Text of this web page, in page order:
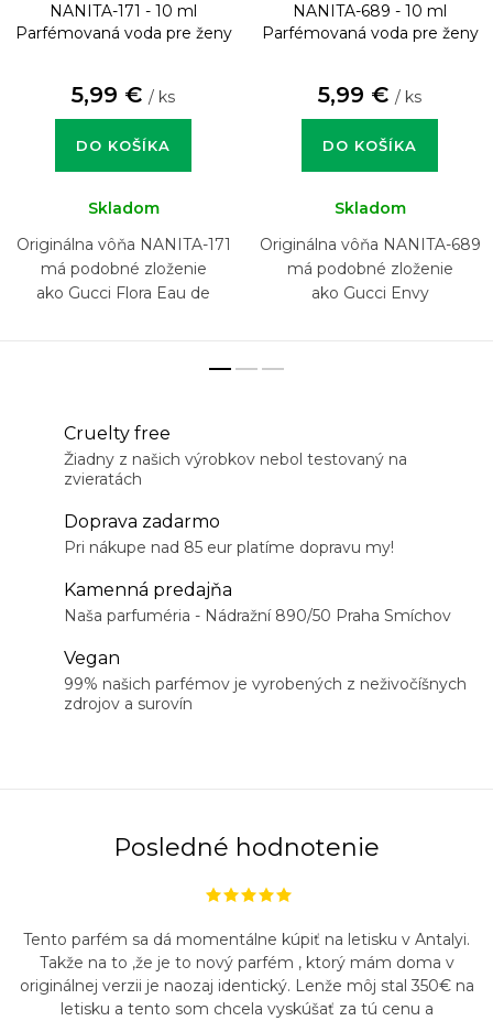
NANITA-171 - 10 ml
Parfémovaná voda pre ženy
5,99 € / ks
DO KOŠÍKA
Skladom
Originálna vôňa NANITA-171
má podobné zloženie
ako Gucci Flora Eau de
NANITA-689 - 10 ml
Parfémovaná voda pre ženy
5,99 € / ks
DO KOŠÍKA
Skladom
Originálna vôňa NANITA-689
má podobné zloženie
ako Gucci Envy
Cruelty free
Žiadny z našich výrobkov nebol testovaný na
zvieratách
Doprava zadarmo
Pri nákupe nad 85 eur platíme dopravu my!
Kamenná predajňa
Naša parfuméria - Nádražní 890/50 Praha Smíchov
Vegan
99% našich parfémov je vyrobených z neživočíšnych
zdrojov a surovín
Posledné hodnotenie
Tento parfém sa dá momentálne kúpiť na letisku v Antalyi.
Takže na to ,že je to nový parfém , ktorý mám doma v
originálnej verzii je naozaj identický. Lenže môj stal 350€ na
letisku a tento som chcela vyskúšať za tú cenu a